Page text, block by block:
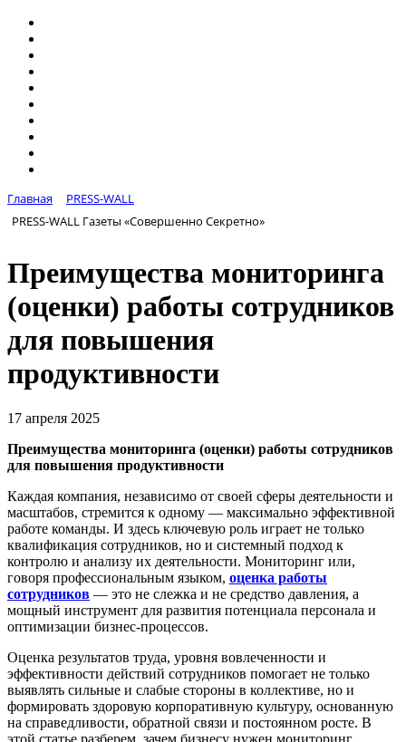
Главная
PRESS-WALL
PRESS-WALL Газеты «Совершенно Секретно»
Преимущества мониторинга
(оценки) работы сотрудников
для повышения
продуктивности
17 апреля 2025
Преимущества мониторинга (оценки) работы сотрудников
для повышения продуктивности
Каждая компания, независимо от своей сферы деятельности и
масштабов, стремится к одному — максимально эффективной
работе команды. И здесь ключевую роль играет не только
квалификация сотрудников, но и системный подход к
контролю и анализу их деятельности. Мониторинг или,
говоря профессиональным языком, оценка работы
сотрудников — это не слежка и не средство давления, а
мощный инструмент для развития потенциала персонала и
оптимизации бизнес-процессов.
Оценка результатов труда, уровня вовлеченности и
эффективности действий сотрудников помогает не только
выявлять сильные и слабые стороны в коллективе, но и
формировать здоровую корпоративную культуру, основанную
на справедливости, обратной связи и постоянном росте. В
этой статье разберем, зачем бизнесу нужен мониторинг